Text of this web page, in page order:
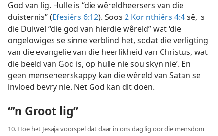
God van lig. Hulle is “die wêreldheersers van die
duisternis” (Efesiërs 6:12). Soos 2 Korinthiërs 4:4sê, is
die Duiwel “die god van hierdie wêreld” wat ‘die
ongelowiges se sinne verblind het, sodat die verligting
van die evangelie van die heerlikheid van Christus, wat
die beeld van God is, op hulle nie sou skyn nie’. En
geen menseheerskappy kan die wêreld van Satan se
invloed bevry nie. Net God kan dit doen.
“’n Groot lig”
10. Hoe het Jesaja voorspel dat daar in ons dag lig oor die mensdom